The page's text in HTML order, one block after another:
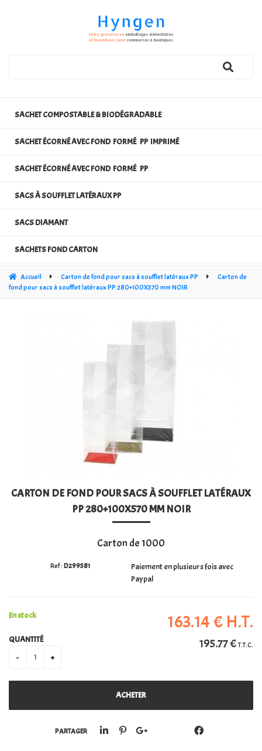
SACHET COMPOSTABLE & BIODÉGRADABLE
SACHET ÉCORNÉ AVEC FOND FORMÉ PP IMPRIMÉ
SACHET ÉCORNÉ AVEC FOND FORMÉ PP
SACS À SOUFFLET LATÉRAUX PP
SACS DIAMANT
SACHETS FOND CARTON
CÔNE CRISTAL TRANSPARENT
SACS CARRÉS EN CRISTAL TRANSPARENT (PP)
SACHET POLYÉTHYLÈNE (PE)
RUBANS NŒUDS ET FERMETURES DE SACS
SACS KRAFT POUR BOUTIQUE
Accueil Carton de fond pour sacs à soufflet latéraux PP
Carton de
fond pour sacs à soufflet latéraux PP 280+100X570 mm NOIR
CARTON DE FOND POUR SACS À SOUFFLET LATÉRAUX
PP 280+100X570 MM NOIR
Carton de 1000
Paiement en plusieurs fois avec
Paypal
D299581
163.14€ H.T.
195.77€T.T.C.
En stock
QUANTITÉ
PARTAGER